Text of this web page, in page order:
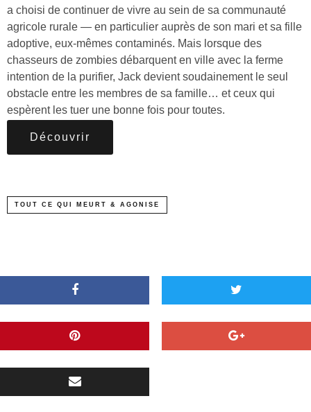
a choisi de continuer de vivre au sein de sa communauté
agricole rurale — en particulier auprès de son mari et sa fille
adoptive, eux-mêmes contaminés. Mais lorsque des
chasseurs de zombies débarquent en ville avec la ferme
intention de la purifier, Jack devient soudainement le seul
obstacle entre les membres de sa famille… et ceux qui
espèrent les tuer une bonne fois pour toutes.
Découvrir
TOUT CE QUI MEURT & AGONISE